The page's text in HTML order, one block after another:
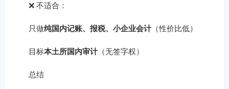
❌ 不适合：
只做纯国内记账、报税、小企业会计（性价比低）
目标本土所国内审计（无签字权）
总结